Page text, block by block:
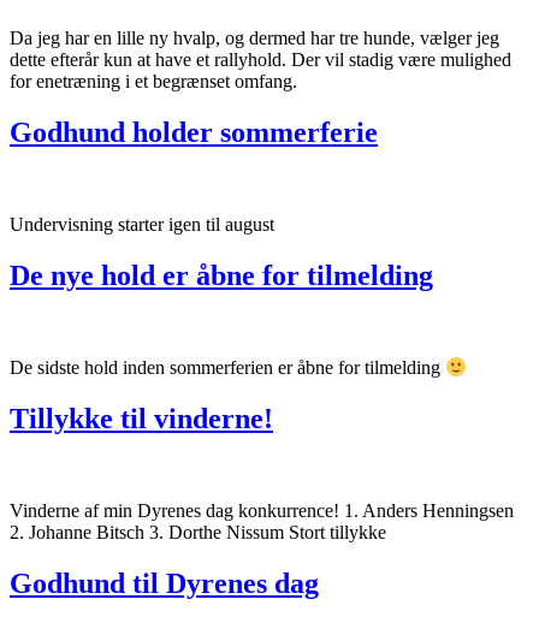
Da jeg har en lille ny hvalp, og dermed har tre hunde, vælger jeg
dette efterår kun at have et rallyhold. Der vil stadig være mulighed
for enetræning i et begrænset omfang.
Godhund holder sommerferie
Undervisning starter igen til august
De nye hold er åbne for tilmelding
De sidste hold inden sommerferien er åbne for tilmelding
Tillykke til vinderne!
Vinderne af min Dyrenes dag konkurrence! 1. Anders Henningsen
2. Johanne Bitsch 3. Dorthe Nissum Stort tillykke
Godhund til Dyrenes dag